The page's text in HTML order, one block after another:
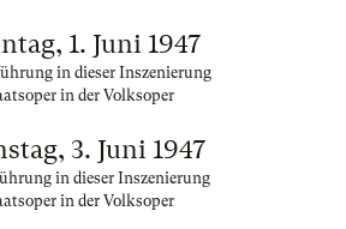
1. Juni 1947
in dieser Inszenierung
in der Volksoper
3. Juni 1947
in dieser Inszenierung
in der Volksoper